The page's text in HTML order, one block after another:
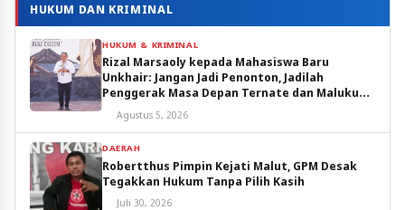
HUKUM DAN KRIMINAL
HUKUM & KRIMINAL
Rizal Marsaoly kepada Mahasiswa Baru
Unkhair: Jangan Jadi Penonton, Jadilah
Penggerak Masa Depan Ternate dan Maluku
Utara
Agustus 5, 2026
DAERAH
Robertthus Pimpin Kejati Malut, GPM Desak
Tegakkan Hukum Tanpa Pilih Kasih
Juli 30, 2026